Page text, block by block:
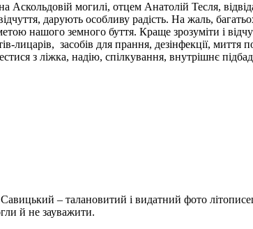
могилі, отцем Анатолій Тесля,
дарують особливу радість. На жаль,
нашого земного буття. Краще зрозуміти і
засобів для прання, дезінфекції, миття
з ліжка, надію, спілкування, внутрішнє
– талановитий і видатний фото
й не зауважити.